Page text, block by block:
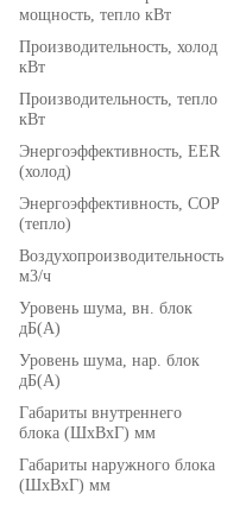
мощность, тепло кВт
Производительность, холод
кВт
Производительность, тепло
кВт
Энергоэффективность, EER
(холод)
Энергоэффективность, COP
(тепло)
Воздухопроизводительность
м3/ч
Уровень шума, вн. блок
дБ(А)
Уровень шума, нар. блок
дБ(А)
Габариты внутреннего
блока (ШхВхГ) мм
Габариты наружного блока
(ШхВхГ) мм